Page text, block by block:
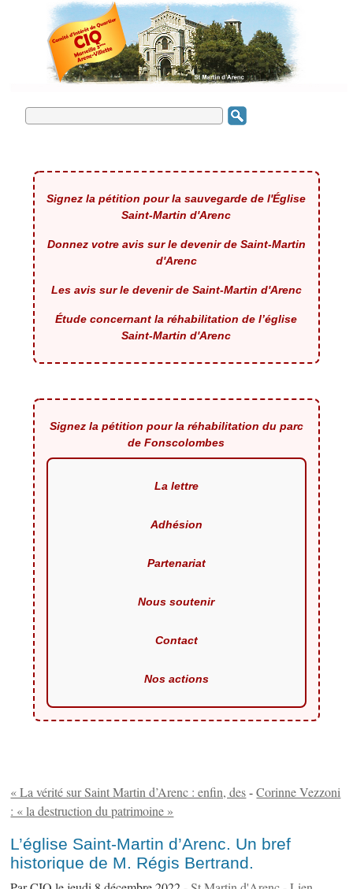
Signez la pétition pour la sauvegarde de l'Église
Saint-Martin d'Arenc
Donnez votre avis sur le devenir de Saint-Martin
d'Arenc
Les avis sur le devenir de Saint-Martin d'Arenc
Étude concernant la réhabilitation de l’église
Saint-Martin d'Arenc
Signez la pétition pour la réhabilitation du parc
de Fonscolombes
La lettre
Adhésion
Partenariat
Nous soutenir
Contact
Nos actions
« La vérité sur Saint Martin d’Arenc : enfin, des - Corinne Vezzoni
: « la destruction du patrimoine »
L’église Saint-Martin d’Arenc. Un bref
historique de M. Régis Bertrand.